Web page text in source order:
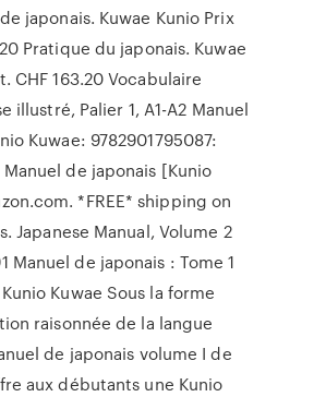
japonais. Kuwae Kunio Prix
Pratique du japonais. Kuwae
CHF 163.20 Vocabulaire
illustré, Palier 1, A1-A2 Manuel
Kuwae: 9782901795087:
de japonais [Kunio
*FREE* shipping on
Japanese Manual, Volume 2
Manuel de japonais : Tome 1
Kuwae Sous la forme
raisonnée de la langue
de japonais volume I de
aux débutants une Kunio